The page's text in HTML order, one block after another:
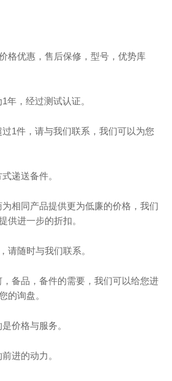
格优惠，售后保修，型号，优势库
年，经过测试认证。
1件，请与我们联系，我们可以为您
递送备件。
相同产品提供更为低廉的价格，我们
供进一步的折扣。
请随时与我们联系。
备品，备件的需要，我们可以给您进
的询盘。
价格与服务。
进的动力。